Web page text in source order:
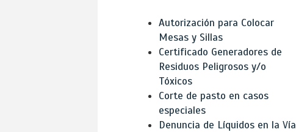
Autorización para Colocar
Mesas y Sillas
Certificado Generadores de
Residuos Peligrosos y/o
Tóxicos
Corte de pasto en casos
especiales
Denuncia de Líquidos en la Vía